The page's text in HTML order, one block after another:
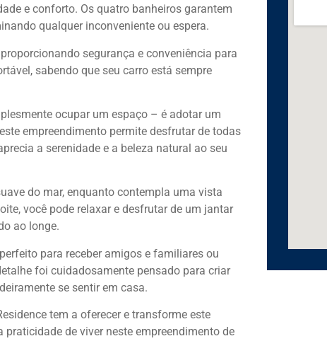
e conforto. Os quatro banheiros garantem
qualquer inconveniente ou espera.
segurança e conveniência para
sabendo que seu carro está sempre
ocupar um espaço – é adotar um
empreendimento permite desfrutar de todas
a serenidade e a beleza natural ao seu
do mar, enquanto contempla uma vista
você pode relaxar e desfrutar de um jantar
ao longe.
para receber amigos e familiares ou
foi cuidadosamente pensado para criar
se sentir em casa.
tem a oferecer e transforme este
de viver neste empreendimento de